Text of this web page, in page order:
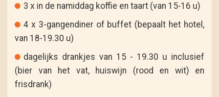
3 x in de namiddag koffie en taart (van 15-16 u)
4 x 3-gangendiner of buffet (bepaalt het hotel,
van 18-19.30 u)
dagelijks drankjes van 15 - 19.30 u inclusief
(bier van het vat, huiswijn (rood en wit) en
frisdrank)